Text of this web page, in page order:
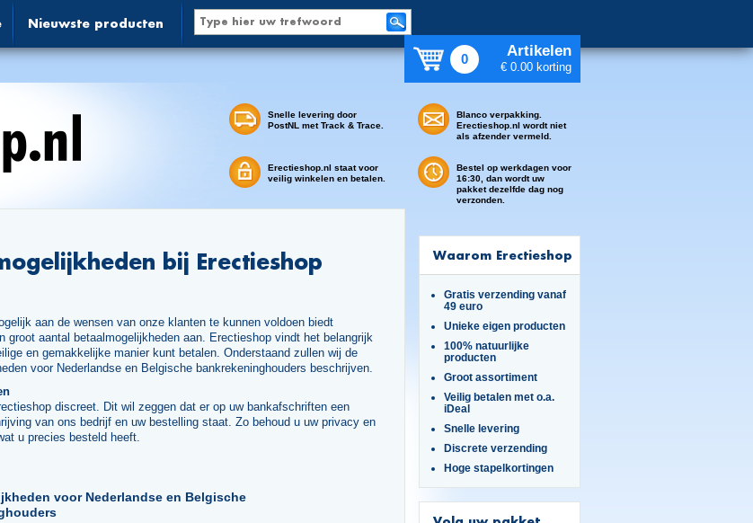
Nieuwste producten
0 Artikelen
€ 0.00 korting
Snelle levering door
PostNL met Track & Trace.
Erectieshop.nl staat voor
veilig winkelen en betalen.
Blanco verpakking.
Erectieshop.nl wordt niet
als afzender vermeld.
Bestel op werkdagen voor
16:30, dan wordt uw
pakket dezelfde dag nog
verzonden.
bij Erectieshop
aan de wensen van onze klanten te kunnen voldoen biedt
groot aantal betaalmogelijkheden aan. Erectieshop vindt het belangrijk
en gemakkelijke manier kunt betalen. Onderstaand zullen wij de
voor Nederlandse en Belgische bankrekeninghouders beschrijven.
discreet. Dit wil zeggen dat er op uw bankafschriften een
van ons bedrijf en uw bestelling staat. Zo behoud u uw privacy en
u precies besteld heeft.
voor Nederlandse en Belgische
Waarom Erectieshop
Gratis verzending vanaf
49 euro
Unieke eigen producten
100% natuurlijke
producten
Groot assortiment
Veilig betalen met o.a.
iDeal
Snelle levering
Discrete verzending
Hoge stapelkortingen